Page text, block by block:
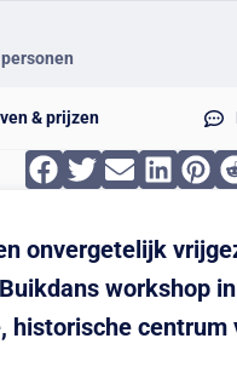
onvergetelijk
workshop
historische centrum
& prijzen